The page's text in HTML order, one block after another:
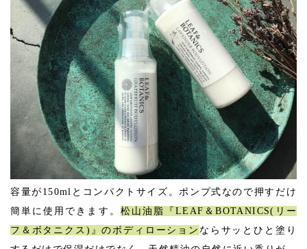
容量が150mlとコンパクトサイズ。ポンプ式なので押すだけ
簡単に使用できます。 松山油脂『LEAF＆BOTANICS(リー
フ＆ボタニクス)』のボディローション ならサッとひと塗り